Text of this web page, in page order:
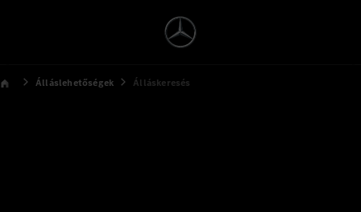
Álláslehetőségek Álláskeresés